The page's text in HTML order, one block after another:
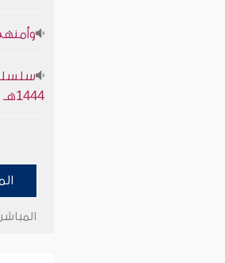
1444هـ
المباشر